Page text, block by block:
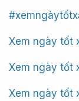
Xem ngày tốt
Xem ngày tốt
Xem ngày tốt